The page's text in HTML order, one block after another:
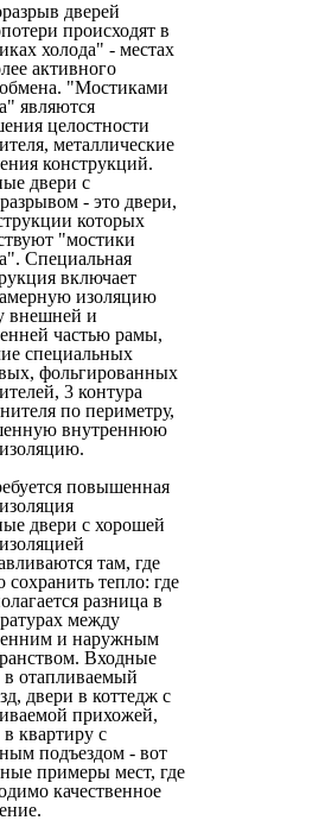
дверей
происходят в
холода" - местах
активного
"Мостиками
являются
целостности
металлические
конструкций.
двери с
- это двери,
которых
"мостики
Специальная
включает
изоляцию
внешней и
частью рамы,
специальных
фольгированных
3 контура
по периметру,
внутреннюю
повышенная
двери с хорошей
там, где
сохранить тепло: где
разница в
между
и наружным
Входные
в отапливаемый
двери в коттедж с
прихожей,
в квартиру с
подъездом - вот
примеры мест, где
качественное